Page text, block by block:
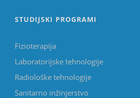
STUDIJSKI PROGRAMI
Fizioterapija
Laboratorijske tehnologije
Radiološke tehnologije
Sanitarno inžinjerstvo